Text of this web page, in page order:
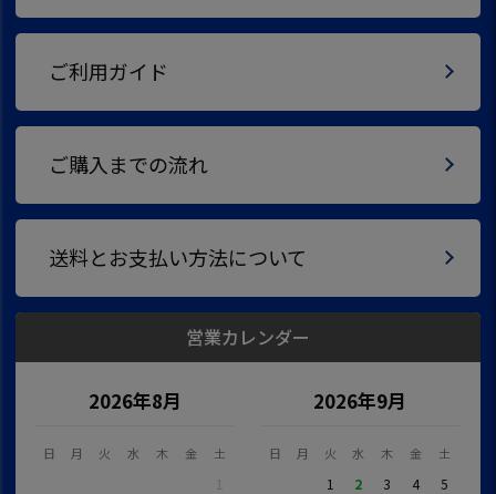
ご利用ガイド
ご購入までの流れ
送料とお支払い方法について
営業カレンダー
2026年8月
日 月 火 水 木 金 土
1
2026年9月
日 月 火 水 木 金 土
1 2 3 4
5